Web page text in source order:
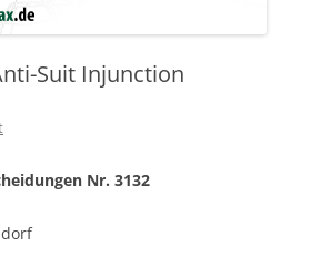
Suit Injunction
Nr. 3132